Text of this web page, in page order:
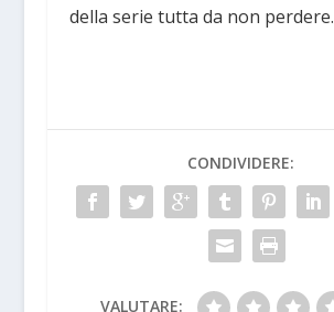
della serie tutta da non perdere.
CONDIVIDERE:
VALUTARE: